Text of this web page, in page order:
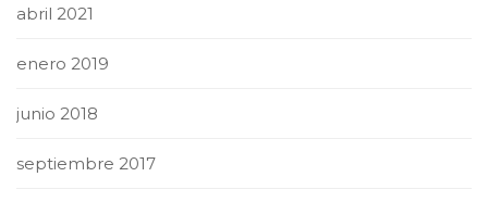
abril 2021
enero 2019
junio 2018
septiembre 2017